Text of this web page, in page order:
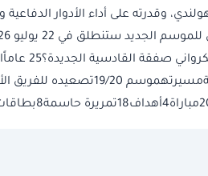
وقدرته على أداء الأدوار
لعب